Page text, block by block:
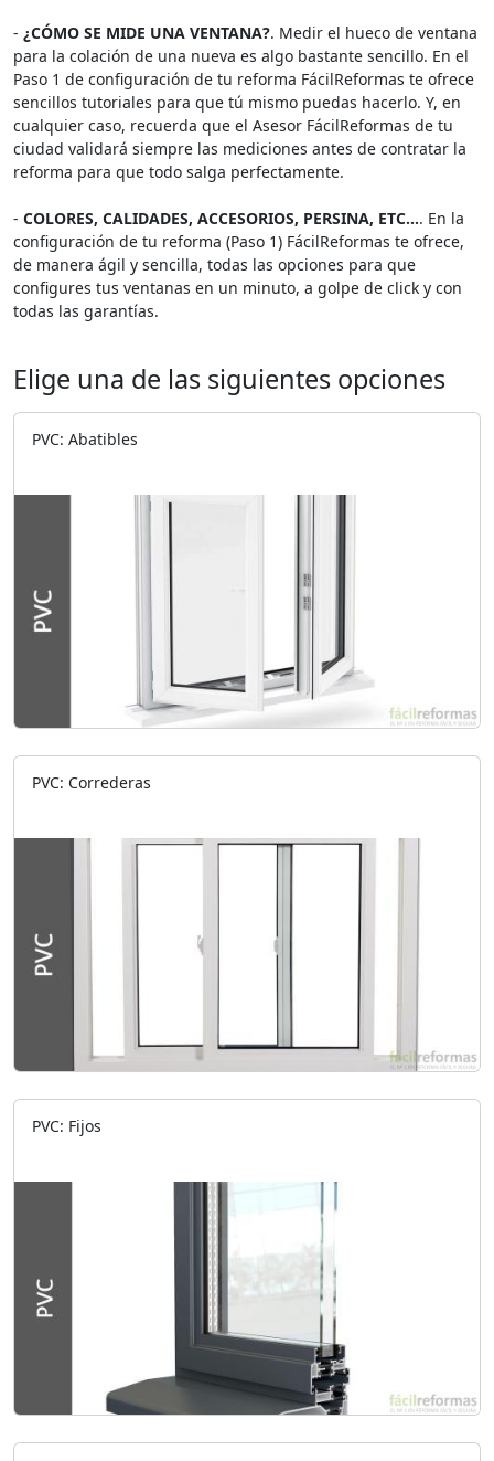
- ¿CÓMO SE MIDE UNA VENTANA?. Medir el hueco de ventana
para la colación de una nueva es algo bastante sencillo. En el
Paso 1 de configuración de tu reforma FácilReformas te ofrece
sencillos tutoriales para que tú mismo puedas hacerlo. Y, en
cualquier caso, recuerda que el Asesor FácilReformas de tu
ciudad validará siempre las mediciones antes de contratar la
reforma para que todo salga perfectamente.
- COLORES, CALIDADES, ACCESORIOS, PERSINA, ETC.... En la
configuración de tu reforma (Paso 1) FácilReformas te ofrece,
de manera ágil y sencilla, todas las opciones para que
configures tus ventanas en un minuto, a golpe de click y con
todas las garantías.
Elige una de las siguientes opciones
PVC: Abatibles
PVC: Correderas
PVC: Fijos